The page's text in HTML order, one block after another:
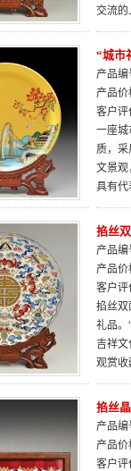
交流的
“城市
产品编
产品价
客户评
一座城
质，采
文景观
具有代
掐丝
产品编
产品价
客户评
掐丝双
礼品。
吉祥文
观赏收
掐丝
产品编
产品价
客户评